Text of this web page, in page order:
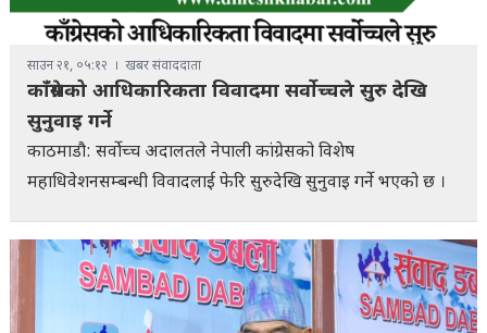
साउन २१, ०५:१२ खबर संवाददाता
काँग्रेसको आधिकारिकता विवादमा सर्वोच्चले सुरु देखि
सुनुवाइ गर्ने
काठमाडौ: सर्वोच्च अदालतले नेपाली कांग्रेसको विशेष
महाधिवेशनसम्बन्धी विवादलाई फेरि सुरुदेखि सुनुवाइ गर्ने भएको छ ।